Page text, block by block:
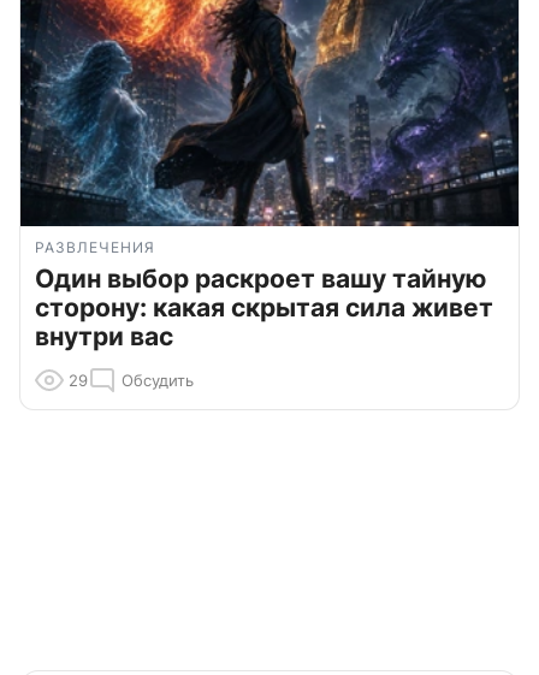
РАЗВЛЕЧЕНИЯ
Один выбор раскроет вашу тайную
сторону: какая скрытая сила живет
внутри вас
29 Обсудить